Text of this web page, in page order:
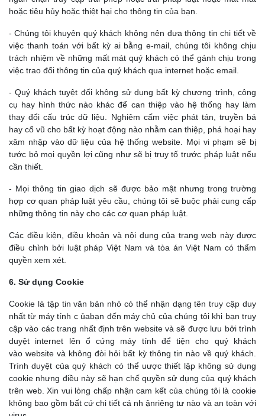
hoặc tiêu hủy hoặc thiệt hại cho thông tin của bạn.
- Chúng tôi khuyên quý khách không nên đưa thông tin chi tiết về
việc thanh toán với bất kỳ ai bằng e-mail, chúng tôi không chịu
trách nhiệm về những mất mát quý khách có thể gánh chịu trong
việc trao đổi thông tin của quý khách qua internet hoặc email.
- Quý khách tuyệt đối không sử dụng bất kỳ chương trình, công
cụ hay hình thức nào khác để can thiệp vào hệ thống hay làm
thay đổi cấu trúc dữ liệu. Nghiêm cấm việc phát tán, truyền bá
hay cổ vũ cho bất kỳ hoạt động nào nhằm can thiệp, phá hoại hay
xâm nhập vào dữ liệu của hệ thống website. Mọi vi phạm sẽ bị
tước bỏ mọi quyền lợi cũng như sẽ bị truy tố trước pháp luật nếu
cần thiết.
- Mọi thông tin giao dịch sẽ được bảo mật nhưng trong trường
hợp cơ quan pháp luật yêu cầu, chúng tôi sẽ buộc phải cung cấp
những thông tin này cho các cơ quan pháp luật.
Các điều kiện, điều khoản và nội dung của trang web này được
điều chỉnh bởi luật pháp Việt Nam và tòa án Việt Nam có thẩm
quyền xem xét.
6. Sử dụng Cookie
Cookie là tập tin văn bản nhỏ có thể nhận dạng tên truy cập duy
nhất từ máy tính c ủabạn đến máy chủ của chúng tôi khi bạn truy
cập vào các trang nhất định trên website và sẽ được lưu bởi trình
duyệt internet lên ổ cứng máy tính để tiện cho quý khách
vào website và không đòi hỏi bất kỳ thông tin nào về quý khách.
Trình duyệt của quý khách có thể uược thiết lập không sử dụng
cookie nhưng điều này sẽ hạn chế quyền sử dụng của quý khách
trên web. Xin vui lòng chấp nhận cam kết của chúng tôi là cookie
không bao gồm bất cứ chi tiết cá nh ậnriêng tư nào và an toàn với